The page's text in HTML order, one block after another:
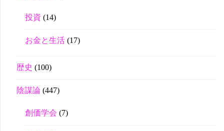
投資 (14)
お金と生活(17)
歴史 (100)
陰謀論 (447)
創価学会 (7)